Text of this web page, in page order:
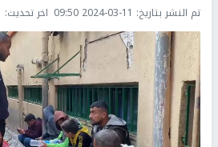
تم النشر بتاريخ: 2024-03-11 09:50 اخر تحديث: